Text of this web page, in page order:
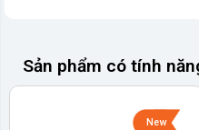
Sản phẩm có tính
New